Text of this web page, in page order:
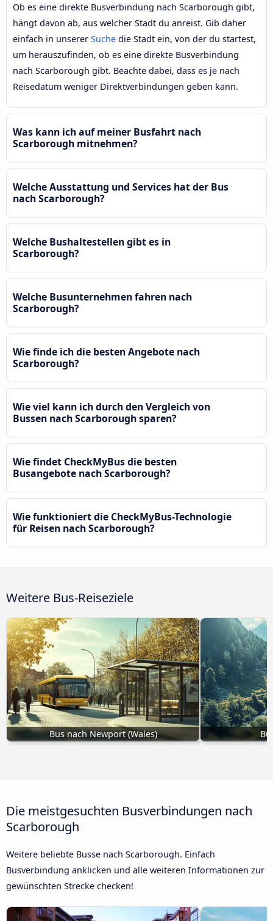
Ob es eine direkte Busverbindung nach Scarborough gibt,
hängt davon ab, aus welcher Stadt du anreist. Gib daher
einfach in unserer Suche die Stadt ein, von der du startest,
um herauszufinden, ob es eine direkte Busverbindung
nach Scarborough gibt. Beachte dabei, dass es je nach
Reisedatum weniger Direktverbindungen geben kann.
Was kann ich auf meiner Busfahrt nach
Scarborough mitnehmen?
Welche Ausstattung und Services hat der Bus
nach Scarborough?
Welche Bushaltestellen gibt es in
Scarborough?
Welche Busunternehmen fahren nach
Scarborough?
Wie finde ich die besten Angebote nach
Scarborough?
Wie viel kann ich durch den Vergleich von
Bussen nach Scarborough sparen?
Wie findet CheckMyBus die besten
Busangebote nach Scarborough?
Wie funktioniert die CheckMyBus-Technologie
für Reisen nach Scarborough?
Weitere Bus-Reiseziele
Bus nach Newport (Wales)
Die meistgesuchten Busverbindungen nach
Scarborough
Weitere beliebte Busse nach Scarborough. Einfach
Busverbindung anklicken und alle weiteren Informationen zur
gewünschten Strecke checken!